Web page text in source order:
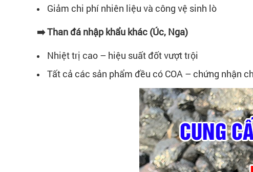
Giảm chi phí nhiên liệu và công vệ sinh lò
➡️ Than đá nhập khẩu khác (Úc, Nga)
Nhiệt trị cao – hiệu suất đốt vượt trội
Tất cả các sản phẩm đều có COA – chứng nhận